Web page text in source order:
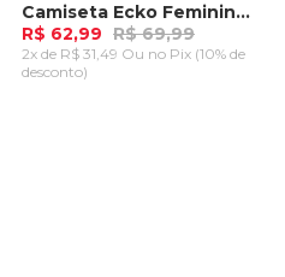
-10%Camiseta Ecko Feminina Green Pink
R$ 62,99 R$ 69,99
2x de R$ 31,49 Ou no Pix (10% de
desconto)